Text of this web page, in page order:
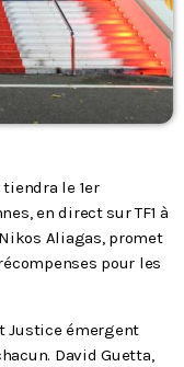
le 1er
en direct sur TF1 à
Aliagas, promet
pour les
Justice émergent
David Guetta,